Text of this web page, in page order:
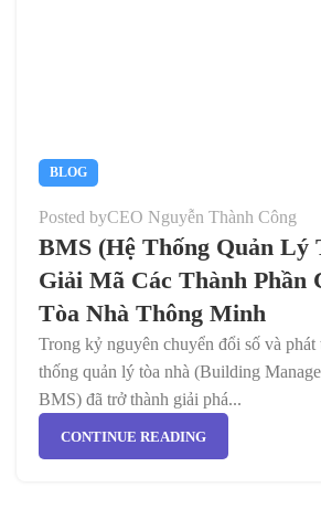
BLOG
Posted byCEO Nguyễn Thành Công
BMS (Hệ Thống Quản Lý
Giải Mã Các Thành Phần
Tòa Nhà Thông Minh
Trong kỷ nguyên chuyển đổi số và
thống quản lý tòa nhà (Building
BMS) đã trở thành giải phá...
CONTINUE READING